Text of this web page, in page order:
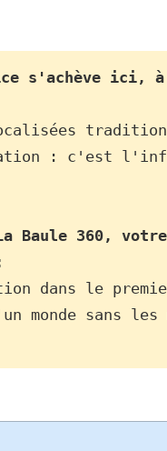
s'achève
: c'est
Baule 360,
dans le